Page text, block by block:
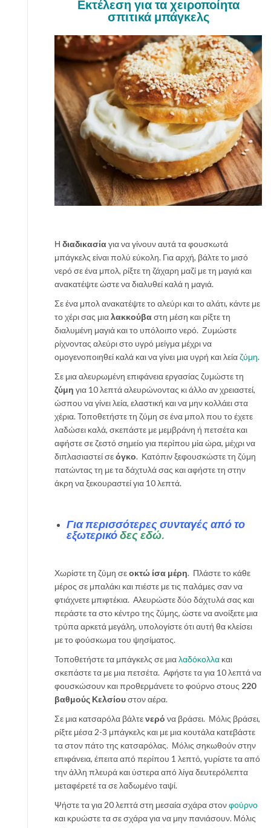
Εκτέλεση για τα χειροποίητα
σπιτικά μπάγκελς
Η διαδικασίαγια να γίνουν αυτά τα φουσκωτά
μπάγκελς είναι πολύ εύκολη. Για αρχή, βάλτε το μισό
νερό σε ένα μπολ, ρίξτε τη ζάχαρη μαζί με τη μαγιά και
ανακατέψτε ώστε να διαλυθεί καλά η μαγιά.
Σε ένα μπολ ανακατέψτε το αλεύρι και το αλάτι, κάντε με
το χέρι σας μιαλακκούβαστη μέση και ρίξτε τη
διαλυμένη μαγιά και το υπόλοιπο νερό. Ζυμώστε
ρίχνοντας αλεύρι στο υγρό μείγμα μέχρι να
ομογενοποιηθεί καλά και να γίνει μια υγρή και λείαζύμη.
Σε μια αλευρωμένη επιφάνεια εργασίας ζυμώστε τη
ζύμη για 10 λεπτά αλευρώνοντας κι άλλο αν χρειαστεί,
ώσπου να γίνει λεία, ελαστική και να μην κολλάει στα
χέρια. Τοποθετήστε τη ζύμη σε ένα μπολ που το έχετε
λαδώσει καλά, σκεπάστε με μεμβράνη ή πετσέτα και
αφήστε σε ζεστό σημείο για περίπου μία ώρα, μέχρι να
διπλασιαστεί σεόγκο. Κατόπιν ξεφουσκώστε τη ζύμη
πατώντας τη με τα δάχτυλά σας και αφήστε τη στην
άκρη να ξεκουραστεί για 10 λεπτά.
Για περισσότερες συνταγές από το
εξωτερικόδες εδώ.
Χωρίστε τη ζύμη σεοκτώ ίσα μέρη. Πλάστε το κάθε
μέρος σε μπαλάκι και πιέστε με τις παλάμες σαν να
φτιάχνετε μπιφτέκια. Αλευρώστε δύο δάχτυλά σας και
περάστε τα στο κέντρο της ζύμης, ώστε να ανοίξετε μια
τρύπα αρκετά μεγάλη, υπολογίστε ότι αυτή θα κλείσει
με το φούσκωμα του ψησίματος.
Τοποθετήστε τα μπάγκελς σε μιαλαδόκολλα και
σκεπάστε τα με μια πετσέτα. Αφήστε τα για 10 λεπτά να
φουσκώσουν και προθερμάνετε το φούρνο στους 220
βαθμούς Κελσίουστον αέρα.
Σε μια κατσαρόλα βάλτενερό να βράσει. Μόλις βράσει,
ρίξτε μέσα 2-3 μπάγκελς και με μια κουτάλα κατεβάστε
τα στον πάτο της κατσαρόλας. Μόλις σηκωθούν στην
επιφάνεια, έπειτα από περίπου 1 λεπτό, γυρίστε τα από
την άλλη πλευρά και ύστερα από λίγα δευτερόλεπτα
μεταφέρετέ τα σε λαδωμένο ταψί.
Ψήστε τα για 20 λεπτά στη μεσαία σχάρα στονφούρνο
και κρυώστε τα σε σχάρα για να μην πανιάσουν. Μόλις